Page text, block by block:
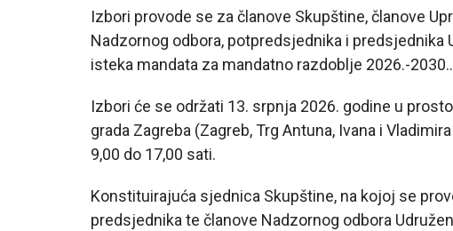
Izbori provode se za članove Skupštine, članove
Nadzornog odbora, potpredsjednika i predsjednika
isteka mandata za mandatno razdoblje 2026.-2030..
Izbori će se održati 13. srpnja 2026. godine u
grada Zagreba (Zagreb, Trg Antuna, Ivana i
9,00 do 17,00 sati.
Konstituirajuća sjednica Skupštine, na kojoj se
predsjednika te članove Nadzornog odbora